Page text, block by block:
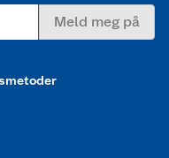
Meld meg på